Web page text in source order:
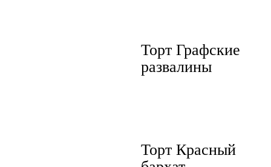
Торт Графские
развалины
Торт Красный